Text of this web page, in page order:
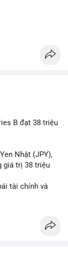
B đạt 38 triệu
Nhật (JPY),
giá trị 38 triệu
tài chính và
pegged JPYC
stablecoin